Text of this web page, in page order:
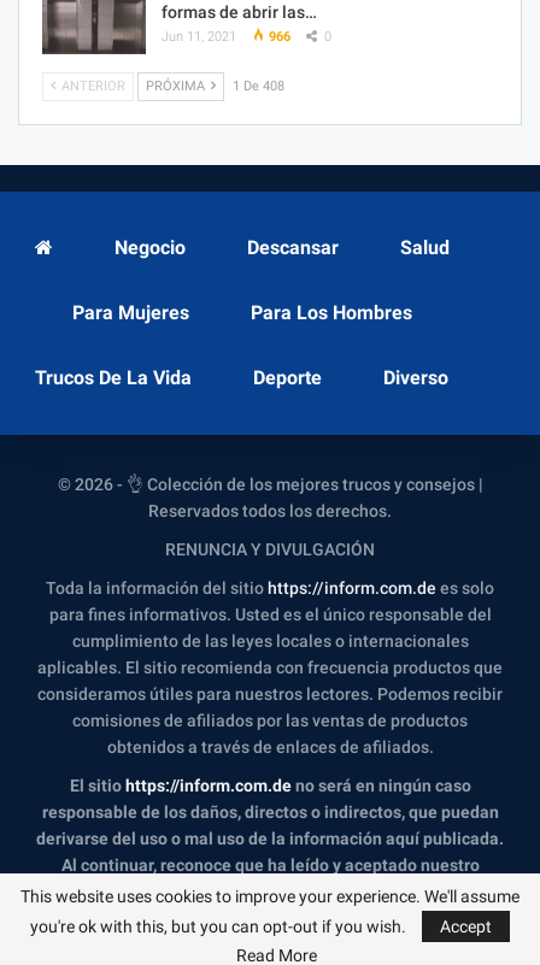
formas de abrir las…
Jun 11, 2021 966 0
ANTERIOR PRÓXIMA 1 De 408
Negocio Descansar Salud
Para Mujeres Para Los Hombres
Trucos De La Vida Deporte Diverso
© 2026 - 👌 Colección de los mejores trucos y consejos |
Reservados todos los derechos.
RENUNCIA Y DIVULGACIÓN
Toda la información del sitio https://inform.com.de es solo
para fines informativos. Usted es el único responsable del
cumplimiento de las leyes locales o internacionales
aplicables. El sitio recomienda con frecuencia productos que
consideramos útiles para nuestros lectores. Podemos recibir
comisiones de afiliados por las ventas de productos
obtenidos a través de enlaces de afiliados.
El sitiohttps://inform.com.deno será en ningún caso
responsable de los daños, directos o indirectos, que puedan
derivarse del uso o mal uso de la información aquí publicada.
Al continuar, reconoce que ha leído y aceptado nuestro
descargo de responsabilidad completo y nuestra Política de
privacidad
This website uses cookies to improve your experience. We'll assume
you're ok with this, but you can opt-out if you wish.
Accept
Read More